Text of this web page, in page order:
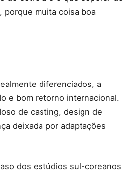
porque muita coisa boa
diferenciados, a
e bom retorno internacional.
de casting, design de
deixada por adaptações
dos estúdios sul-coreanos